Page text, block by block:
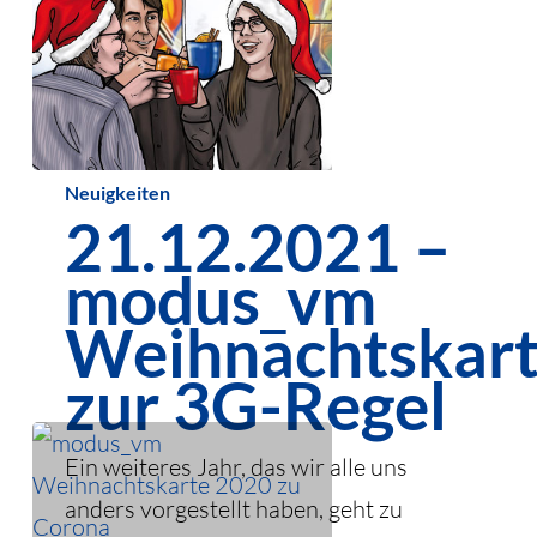
22. Dezember 2022
21.12.2021
modus_vm
Weihnachtskarte
3G-
Regel
Neuigkeiten
21.12.2021 –
modus_vm
zur 3G-Regel
Ein weiteres Jahr, das wir alle uns
anders vorgestellt haben, geht zu